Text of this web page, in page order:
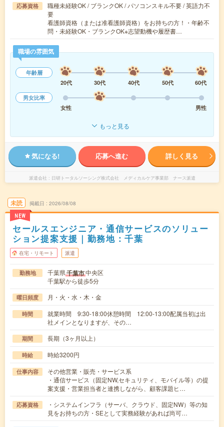
応募資格
職種未経験OK / ブランクOK / パソコンスキル不要 / 英語力不
要
看護師資格（または准看護師資格）をお持ちの方！・年齢不
問・未経験OK・ブランクOK※志望動機や履歴書…
職場の雰囲気
年齢層
20代
30代 40代 50代
60代
男女比率
女性
男性
もっと見る
気になる! 応募へ進む 詳しく見る
派遣会社 日研トータルソーシング株式会社 メディカルケア事業部 ナース派遣
未読
NEW
掲載日 2026/08/08
セールスエンジニア・通信サービスのソリュー
ション提案支援｜勤務地：千葉
在宅・リモート 派遣
勤務地 千葉県千葉市中央区
千葉駅から徒歩5分
曜日頻度 月・火・水・木・金
時間
就業時間 9:30-18:00休憩時間 12:00-13:00配属当初は出
社メインとなりますが、その…
期間 長期（3ヶ月以上）
時給 時給3200円
仕事内容
その他営業・販売・サービス系
・通信サービス（固定NW,セキュリティ、モバイル等）の提
案支援・営業担当者と連携しながら、顧客課題ヒ…
応募資格
・システムインフラ（サーバ、クラウド、固定NW）等の知
見をお持ちの方・SEとして実務経験があれば尚可…